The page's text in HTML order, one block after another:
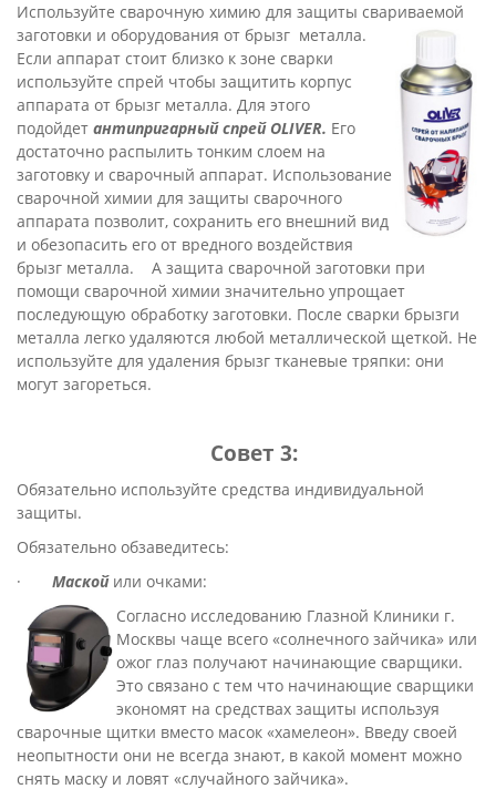
Используйте сварочную химию для защиты свариваемой
заготовки и оборудования от брызг металла.
Если аппарат стоит близко к зоне сварки
используйте спрей чтобы защитить корпус
аппарата от брызг металла. Для этого
подойдет антипригарный спрей OLIVER. Его
достаточно распылить тонким слоем на
заготовку и сварочный аппарат. Использование
сварочной химии для защиты сварочного
аппарата позволит, сохранить его внешний вид
и обезопасить его от вредного воздействия
брызг металла. А защита сварочной заготовки при
помощи сварочной химии значительно упрощает
последующую обработку заготовки. После сварки брызги
металла легко удаляются любой металлической щеткой. Не
используйте для удаления брызг тканевые тряпки: они
могут загореться.
Совет 3:
Обязательно используйте средства индивидуальной
защиты.
Обязательно обзаведитесь:
· Маскойили очками:
Согласно исследованию Глазной Клиники г.
Москвы чаще всего «солнечного зайчика» или
ожог глаз получают начинающие сварщики.
Это связано с тем что начинающие сварщики
экономят на средствах защиты используя
сварочные щитки вместо масок «хамелеон». Введу своей
неопытности они не всегда знают, в какой момент можно
снять маску и ловят «случайного зайчика».